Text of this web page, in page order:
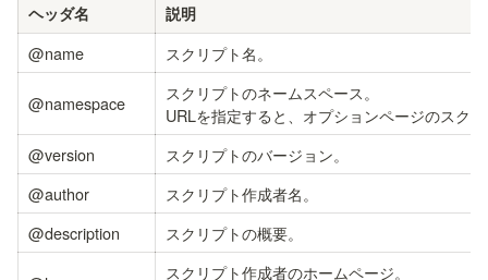
ヘッダ名 説明
@name スクリプト名。
@namespace
スクリプトのネームスペース。
URLを指定すると、オプションページのスク
@version
スクリプトのバージョン。
@author
スクリプト作成者名。
@description
スクリプトの概要。
スクリプト作成者のホームページ。